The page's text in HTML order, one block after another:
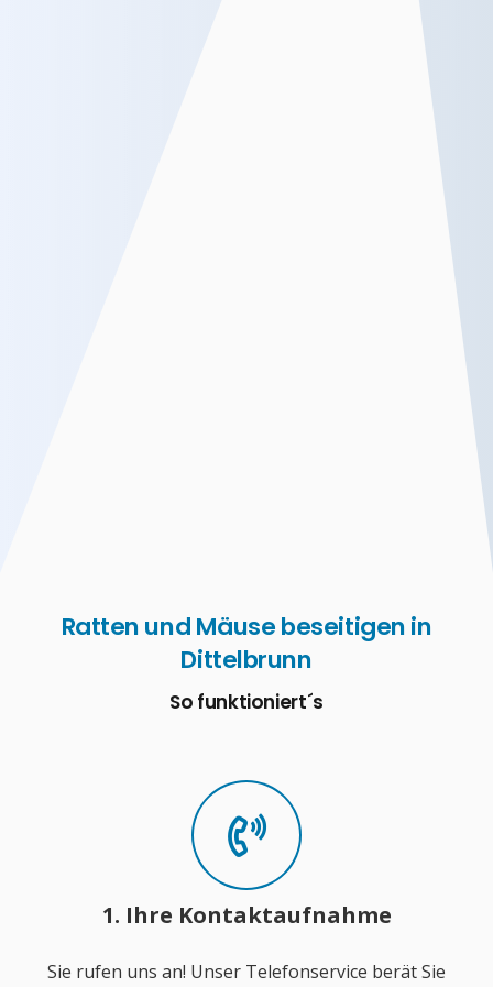
Ratten und Mäuse beseitigen in
Dittelbrunn
So funktioniert´s
1. Ihre Kontaktaufnahme
Sie rufen uns an! Unser Telefonservice berät Sie